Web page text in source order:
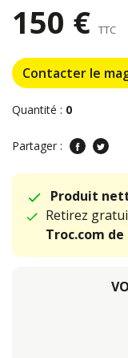
150 € TTC
Contacter le
Quantité : 0
Partager :
Produit
Retirez
Troc.com